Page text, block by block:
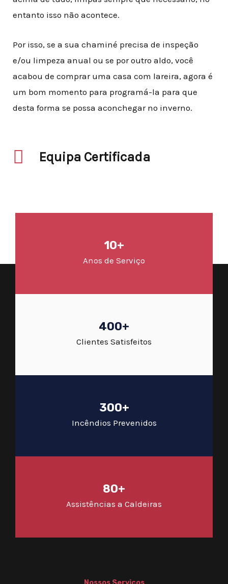
entanto isso não acontece.
Por isso, se a sua chaminé precisa de inspeção
e/ou limpeza anual ou se por outro aldo, você
acabou de comprar uma casa com lareira, agora é
um bom momento para programá-la para que
desta forma se possa aconchegar no inverno.
Equipa Certificada
10+
Anos de Serviço
400+
Clientes Satisfeitos
300+
Incêndios Prevenidos
80+
Assistências a Caldeiras